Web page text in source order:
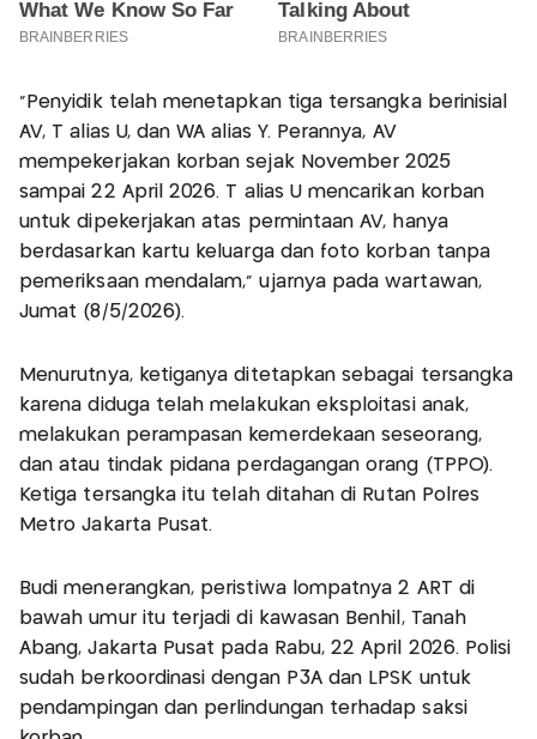
"Penyidik telah menetapkan tiga tersangka berinisial
AV, T alias U, dan WA alias Y. Perannya, AV
mempekerjakan korban sejak November 2025
sampai 22 April 2026. T alias U mencarikan korban
untuk dipekerjakan atas permintaan AV, hanya
berdasarkan kartu keluarga dan foto korban tanpa
pemeriksaan mendalam," ujarnya pada wartawan,
Jumat (8/5/2026).
Menurutnya, ketiganya ditetapkan sebagai tersangka
karena diduga telah melakukan eksploitasi anak,
melakukan perampasan kemerdekaan seseorang,
dan atau tindak pidana perdagangan orang (TPPO).
Ketiga tersangka itu telah ditahan di Rutan Polres
Metro Jakarta Pusat.
Budi menerangkan, peristiwa lompatnya 2 ART di
bawah umur itu terjadi di kawasan Benhil, Tanah
Abang, Jakarta Pusat pada Rabu, 22 April 2026. Polisi
sudah berkoordinasi dengan P3A dan LPSK untuk
pendampingan dan perlindungan terhadap saksi